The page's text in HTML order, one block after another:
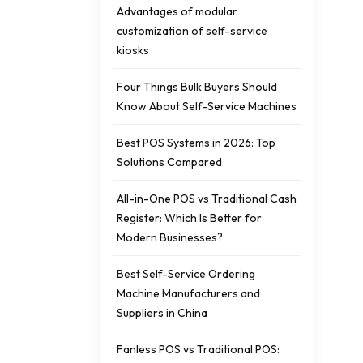
Advantages of modular
customization of self-service
kiosks
Four Things Bulk Buyers Should
Know About Self-Service Machines
Best POS Systems in 2026: Top
Solutions Compared
All-in-One POS vs Traditional Cash
Register: Which Is Better for
Modern Businesses?
Best Self-Service Ordering
Machine Manufacturers and
Suppliers in China
Fanless POS vs Traditional POS: